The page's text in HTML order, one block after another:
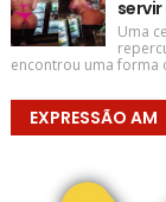
servir
Uma
encontrou uma forma
EXPRESSÃO AM